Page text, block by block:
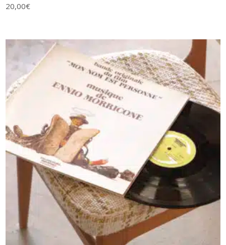
20,00€
AJOUTER AU PANIER